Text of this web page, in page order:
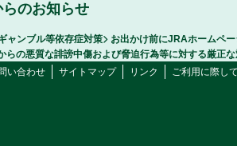
のお知らせ
ャンブル等依存症対策
お出かけ前にJRAホームペ
らの悪質な誹謗中傷および脅迫行為等に対する厳正
い合わせ
サイトマップ リンク ご利用に際し